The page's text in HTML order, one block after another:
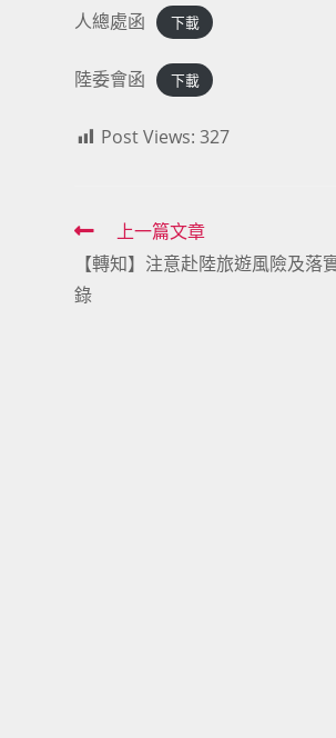
人總處函 下載
陸委會函 下載
Post Views: 327
Read
more
articles
上一篇文章
【轉知】注意赴陸旅遊風險及
錄